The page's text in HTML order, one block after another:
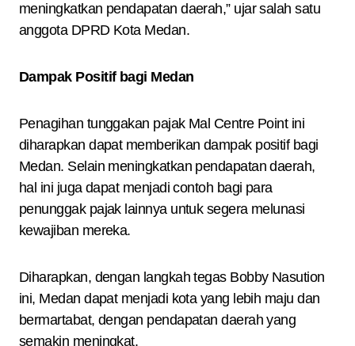
meningkatkan pendapatan daerah,” ujar salah satu
anggota DPRD Kota Medan.
Dampak Positif bagi Medan
Penagihan tunggakan pajak Mal Centre Point ini
diharapkan dapat memberikan dampak positif bagi
Medan. Selain meningkatkan pendapatan daerah,
hal ini juga dapat menjadi contoh bagi para
penunggak pajak lainnya untuk segera melunasi
kewajiban mereka.
Diharapkan, dengan langkah tegas Bobby Nasution
ini, Medan dapat menjadi kota yang lebih maju dan
bermartabat, dengan pendapatan daerah yang
semakin meningkat.